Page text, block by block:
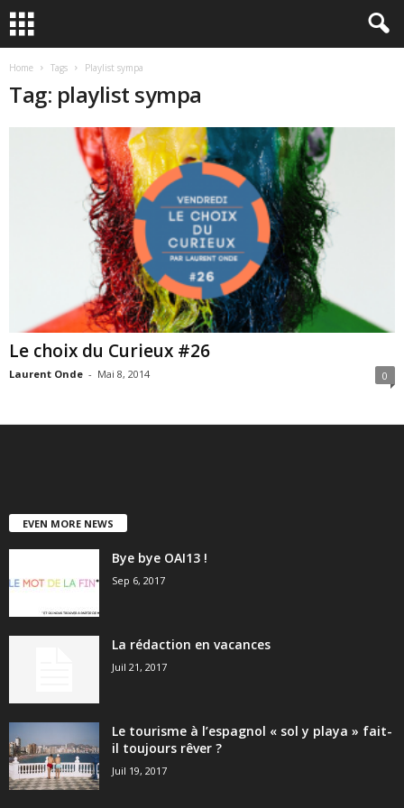
Home Tags Playlist sympa
Tag: playlist sympa
Le choix du Curieux #26
Laurent Onde - Mai 8, 2014 0
EVEN MORE NEWS
Bye bye OAI13 !
Sep 6, 2017
La rédaction en vacances
Juil 21, 2017
Le tourisme à l’espagnol « sol y playa » fait-
il toujours rêver ?
Juil 19, 2017